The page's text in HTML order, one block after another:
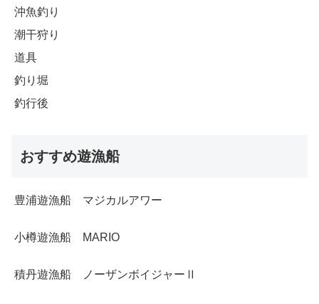
沖魚釣り
潮干狩り
道具
釣り堀
釣行後
おすすめ遊漁船
豊浦遊漁船 マジカルアワー
小樽遊漁船 MARIO
積丹遊漁船 ノーザンボイジャーⅡ